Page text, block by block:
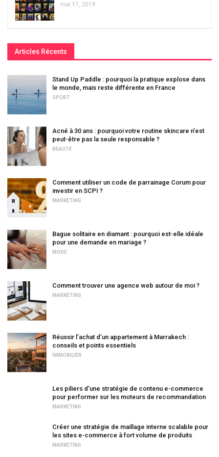
mai 17, 2019
Articles Récents
Stand Up Paddle : pourquoi la pratique explose dans
le monde, mais reste différente en France
SPORT
Acné à 30 ans : pourquoi votre routine skincare n’est
peut-être pas la seule responsable ?
BEAUTÉ
Comment utiliser un code de parrainage Corum pour
investir en SCPI ?
MARKETING
Bague solitaire en diamant : pourquoi est-elle idéale
pour une demande en mariage ?
MODE
Comment trouver une agence web autour de moi ?
MARKETING
Réussir l’achat d’un appartement à Marrakech :
conseils et points essentiels
IMMOBILIER
Les piliers d’une stratégie de contenu e-commerce
pour performer sur les moteurs de recommandation
MARKETING
Créer une stratégie de maillage interne scalable pour
les sites e-commerce à fort volume de produits
MARKETING